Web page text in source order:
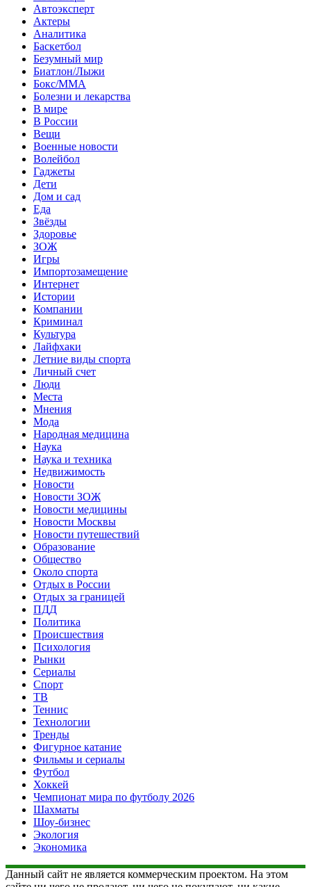
Автоэксперт
Актеры
Аналитика
Баскетбол
Безумный мир
Биатлон/Лыжи
Бокс/MMA
Болезни и лекарства
В мире
В России
Вещи
Военные новости
Волейбол
Гаджеты
Дети
Дом и сад
Еда
Звёзды
Здоровье
ЗОЖ
Игры
Импортозамещение
Интернет
Истории
Компании
Криминал
Культура
Лайфхаки
Летние виды спорта
Личный счет
Люди
Места
Мнения
Мода
Народная медицина
Наука
Наука и техника
Недвижимость
Новости
Новости ЗОЖ
Новости медицины
Новости Москвы
Новости путешествий
Образование
Общество
Около спорта
Отдых в России
Отдых за границей
ПДД
Политика
Происшествия
Психология
Рынки
Сериалы
Спорт
ТВ
Теннис
Технологии
Тренды
Фигурное катание
Фильмы и сериалы
Футбол
Хоккей
Чемпионат мира по футболу 2026
Шахматы
Шоу-бизнес
Экология
Экономика
Данный сайт не является коммерческим проектом. На этом